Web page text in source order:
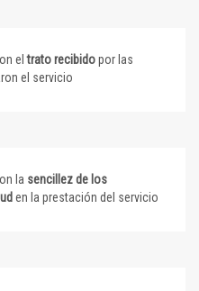
eltrato recibidopor las
el servicio
la sencillez de los
en la prestación del servicio